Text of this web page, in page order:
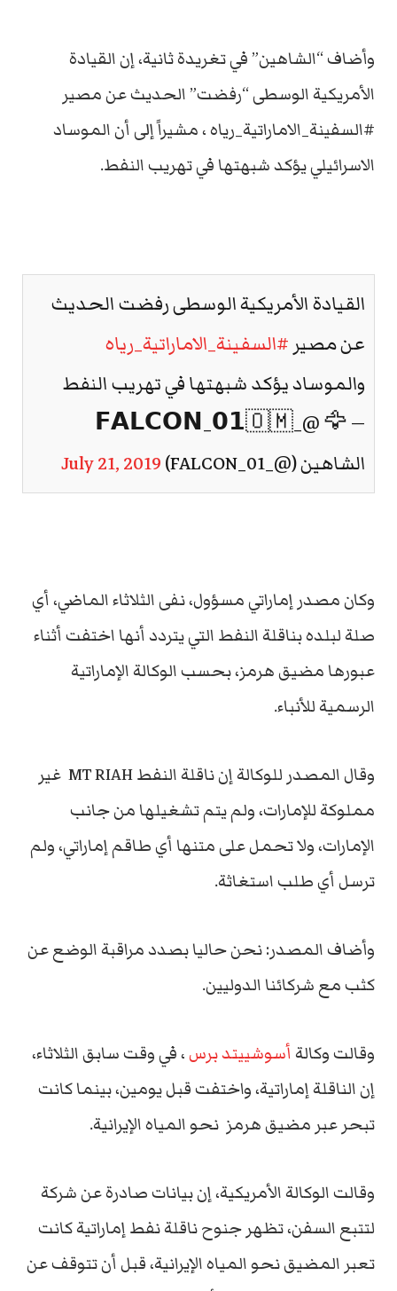
وأضاف “الشاهين” في تغريدة ثانية، إن القيادة
الأمريكية الوسطى “رفضت” الحديث عن مصير
#السفينة_الاماراتية_رياه ، مشيراً إلى أن الموساد
الاسرائيلي يؤكد شبهتها في تهريب النفط.
القيادة الأمريكية الوسطى رفضت الحديث
عن مصير #السفينة_الاماراتية_رياه
والموساد يؤكد شبهتها في تهريب النفط
— 🦅 @_𝗙𝗔𝗟𝗖𝗢𝗡_𝟬𝟭🇴🇲
الشاهين (@_FALCON_01)
July 21, 2019
وكان مصدر إماراتي مسؤول، نفى الثلاثاء الماضي، أي
صلة لبلده بناقلة النفط التي يتردد أنها اختفت أثناء
عبورها مضيق هرمز، بحسب الوكالة الإماراتية
الرسمية للأنباء.
وقال المصدر للوكالة إن ناقلة النفط MT RIAH غير
مملوكة للإمارات، ولم يتم تشغيلها من جانب
الإمارات، ولا تحمل على متنها أي طاقم إماراتي، ولم
ترسل أي طلب استغاثة.
وأضاف المصدر: نحن حاليا بصدد مراقبة الوضع عن
كثب مع شركائنا الدوليين.
وقالت وكالةأسوشييتد برس، في وقت سابق الثلاثاء،
إن الناقلة إماراتية، واختفت قبل يومين، بينما كانت
تبحر عبر مضيق هرمز نحو المياه الإيرانية.
وقالت الوكالة الأمريكية، إن بيانات صادرة عن شركة
لتتبع السفن، تظهر جنوح ناقلة نفط إماراتية كانت
تعبر المضيق نحو المياه الإيرانية، قبل أن تتوقف عن